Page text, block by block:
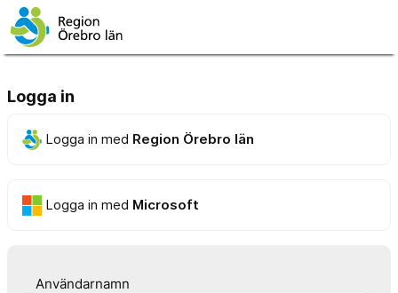
Logga in
Logga in med Region Örebro län
Logga in med Microsoft
Användarnamn